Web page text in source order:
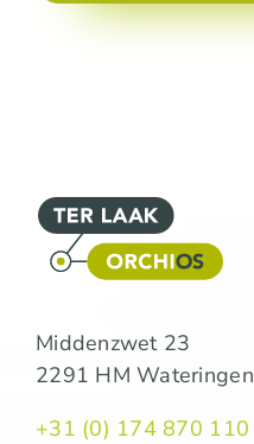
Middenzwet 23
2291 HM Wateringen
+31 (0) 174 870 110